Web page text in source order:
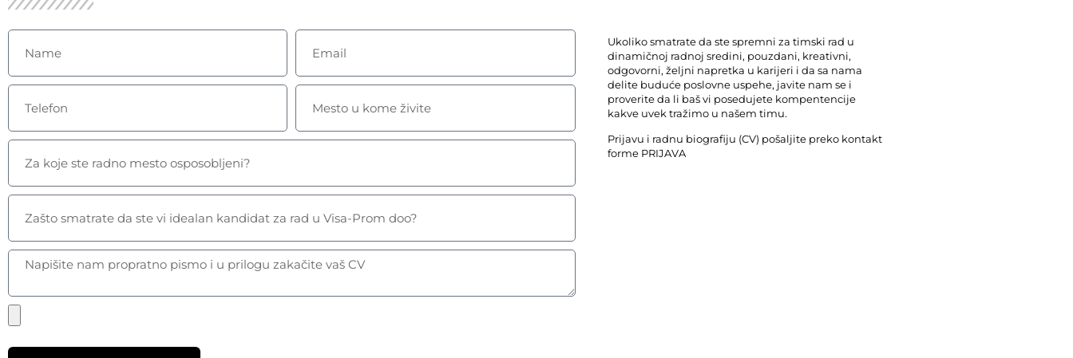
Ukoliko smatrate da ste spremni za timski rad u
dinamičnoj radnoj sredini, pouzdani, kreativni,
odgovorni, željni napretka u karijeri i da sa nama
delite buduće poslovne uspehe, javite nam se i
proverite da li baš vi posedujete kompentencije
kakve uvek tražimo u našem timu.
Prijavu i radnu biografiju (CV) pošaljite preko kontakt
forme PRIJAVA